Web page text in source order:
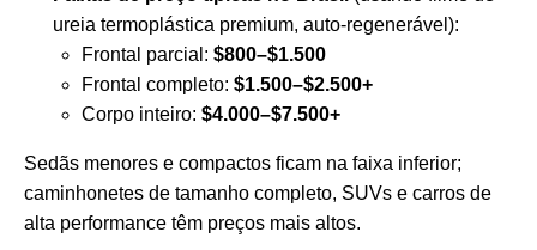
ureia termoplástica premium, auto-regenerável):
Frontal parcial: $800–$1.500
Frontal completo: $1.500–$2.500+
Corpo inteiro: $4.000–$7.500+
Sedãs menores e compactos ficam na faixa inferior;
caminhonetes de tamanho completo, SUVs e carros de
alta performance têm preços mais altos.